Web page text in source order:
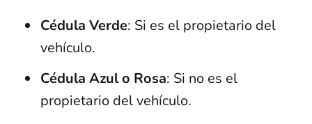
Cédula Verde: Si es el propietario del
vehículo.
Cédula Azul o Rosa: Si no es el
propietario del vehículo.